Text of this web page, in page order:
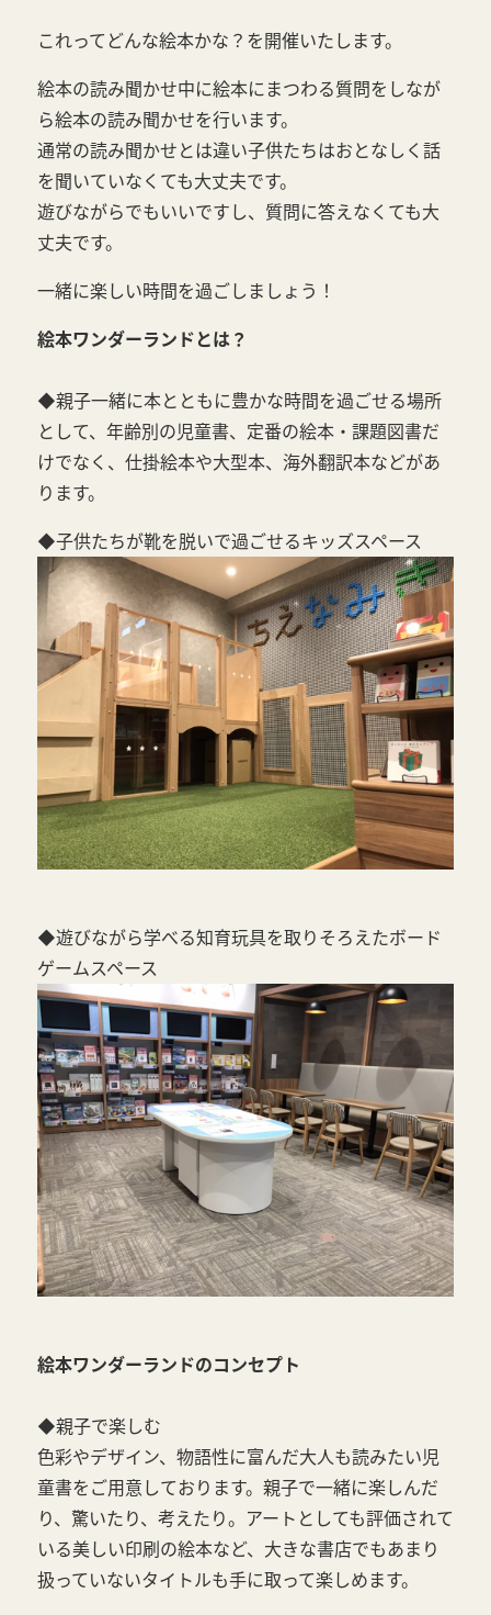
これってどんな絵本かな？を開催いたします。
絵本の読み聞かせ中に絵本にまつわる質問をしなが
ら絵本の読み聞かせを行います。
通常の読み聞かせとは違い子供たちはおとなしく話
を聞いていなくても大丈夫です。
遊びながらでもいいですし、質問に答えなくても大
丈夫です。
一緒に楽しい時間を過ごしましょう！
絵本ワンダーランドとは？
◆親⼦⼀緒に本とともに豊かな時間を過ごせる場所
として、年齢別の児童書、定番の絵本・課題図書だ
けでなく、仕掛絵本や⼤型本、海外翻訳本などがあ
ります。
◆子供たちが靴を脱いで過ごせるキッズスペース
◆遊びながら学べる知育玩具を取りそろえたボード
ゲームスペース
絵本ワンダーランドのコンセプト
◆親子で楽しむ
⾊彩やデザイン、物語性に富んだ⼤⼈も読みたい児
童書をご用意しております。親⼦で⼀緒に楽しんだ
り、驚いたり、考えたり。アートとしても評価されて
いる美しい印刷の絵本など、⼤きな書店でもあまり
扱っていないタイトルも⼿に取って楽しめます。